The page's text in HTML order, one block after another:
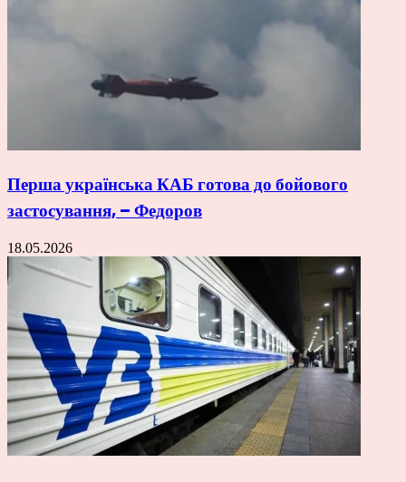
Перша українська КАБ готова до бойового
застосування, – Федоров
18.05.2026